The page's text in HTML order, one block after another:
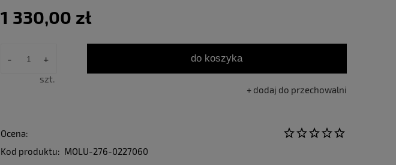
1 330,00 zł
- +
szt.
do koszyka
dodaj do przechowalni
Ocena:
Kod produktu: MOLU-276-0227060